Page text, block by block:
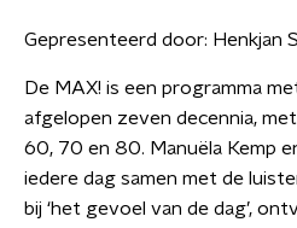
Gepresenteerd door: Henkjan
De MAX! is een programma
afgelopen zeven decennia,
60, 70 en 80. Manuëla Kemp
iedere dag samen met de
bij ‘het gevoel van de dag’,